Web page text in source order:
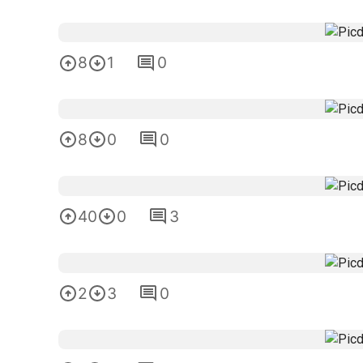
8 1 0
8 0 0
40 0 3
2 3 0